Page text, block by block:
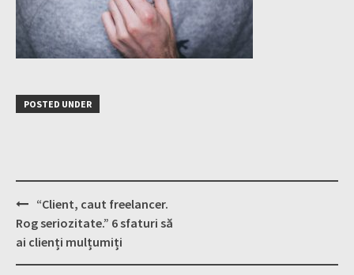
POSTED UNDER
Post
navigation
“Client, caut freelancer.
Rog seriozitate.” 6 sfaturi să
ai clienți mulțumiți